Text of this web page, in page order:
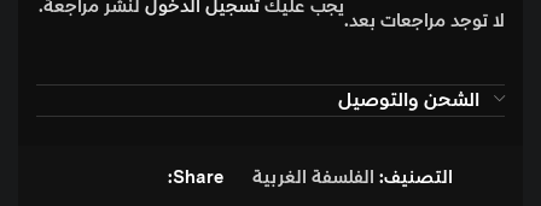
لا توجد مراجعات بعد.
يجب عليك تسجيل الدخول لنشر مراجعة.
الشحن والتوصيل
التصنيف: الفلسفة الغربية Share: